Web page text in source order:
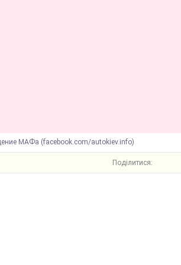
МАФа (facebook.com/autokiev.info)
Поділитися: